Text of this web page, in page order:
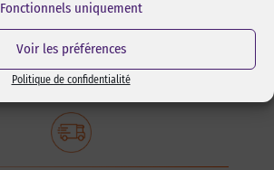
Fonctionnels uniquement
Voir les préférences
Politique de confidentialité